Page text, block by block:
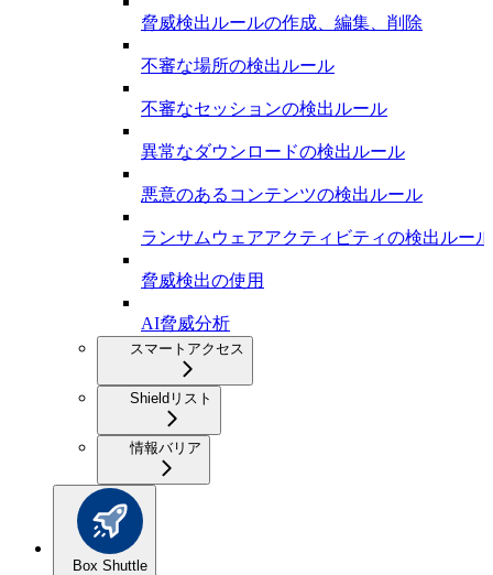
脅威検出ルールの作成、編集、削除
不審な場所の検出ルール
不審なセッションの検出ルール
異常なダウンロードの検出ルール
悪意のあるコンテンツの検出ルール
ランサムウェアアクティビティの検出ルール
脅威検出の使用
AI脅威分析
スマートアクセス
Shieldリスト
情報バリア
Box Shuttle